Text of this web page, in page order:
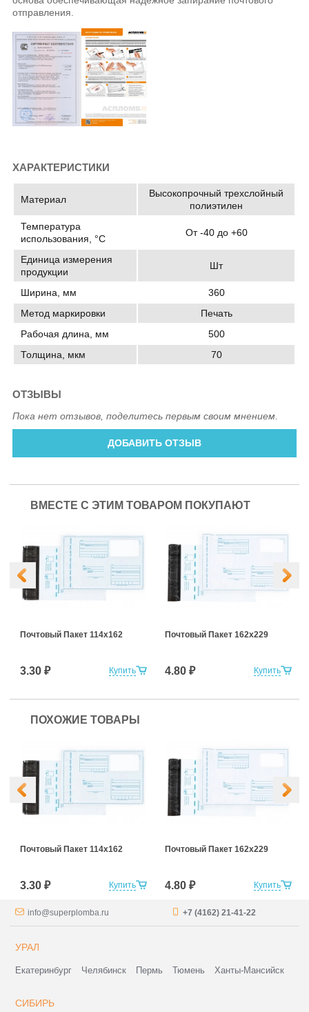
отправления.
ХАРАКТЕРИСТИКИ
Материал
Высокопрочный трехслойный
полиэтилен
Температура
использования, °C
От -40 до +60
Единица измерения
продукции
Шт
Ширина, мм
360
Метод маркировки
Печать
Рабочая длина, мм
500
Толщина, мкм
70
ОТЗЫВЫ
Пока нет отзывов, поделитесь первым своим мнением.
ДОБАВИТЬ ОТЗЫВ
ВМЕСТЕ С ЭТИМ ТОВАРОМ ПОКУПАЮТ
Купить
Почтовый Пакет 114х162
3.30 ₽ Купить
Почтовый Пакет 162х229
4.80 ₽
ПОХОЖИЕ ТОВАРЫ
Купить
Почтовый Пакет 114х162
3.30 ₽ Купить
Почтовый Пакет 162х229
4.80 ₽
info@superplomba.ru +7 (4162) 21-41-22
УРАЛ
Екатеринбург Челябинск Пермь Тюмень Ханты-Мансийск
СИБИРЬ